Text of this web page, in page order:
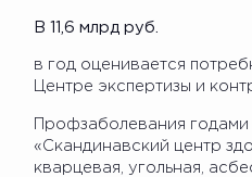
В 11,6 млрд руб.
в год оценивается
Центре экспертизы и
Профзаболевания
«Скандинавский центр
кварцевая, угольная,